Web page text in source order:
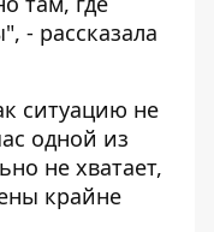
- рассказала
ситуацию не
одной из
не хватает,
крайне